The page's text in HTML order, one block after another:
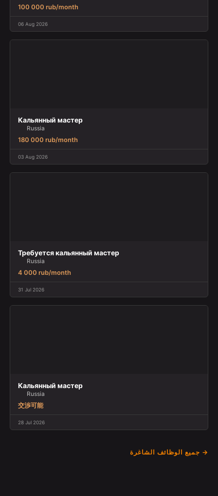
100 000 rub/month
06 Aug 2026
Кальянный мастер
Russia
180 000 rub/month
03 Aug 2026
Требуется кальянный мастер
Russia
4 000 rub/month
31 Jul 2026
Кальянный мастер
Russia
交渉可能
28 Jul 2026
جميع الوظائف الشاغرة →